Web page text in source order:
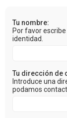
Tu nombre:
Por favor
identidad.
Tu dirección de
Introduce una
podamos